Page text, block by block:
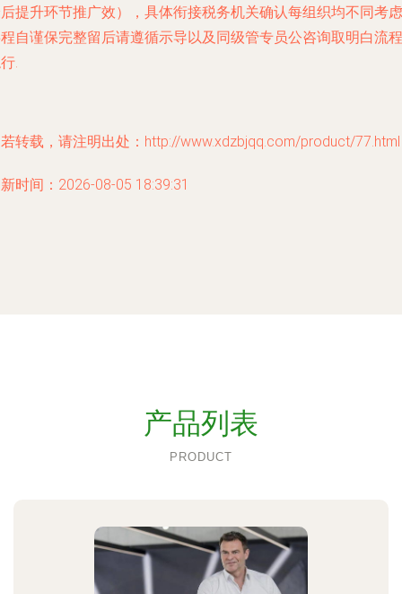
提升环节推广效），具体衔接税务机关确认每组织均不同考虑
自谨保完整留后请遵循示导以及同级管专员公咨询取明白流程
.
转载，请注明出处：http://www.xdzbjqq.com/product/77.html
时间：2026-08-05 18:39:31
产品列表
PRODUCT